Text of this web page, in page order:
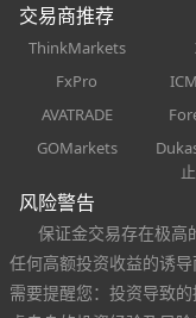
交易商推荐
ThinkMarkets
FxPro
AVATRADE
GOMarkets
风险警告
保证金交易存在极高
任何高额投资收益的诱
需要提醒您：投资导致